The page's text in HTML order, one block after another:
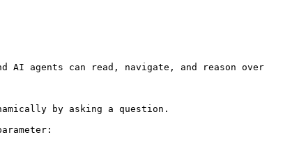
AI agents can read, navigate, and reason over
by asking a question.